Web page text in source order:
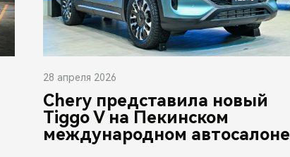
28 апреля 2026
Chery представила новый
Tiggo V на Пекинском
международном автосалоне